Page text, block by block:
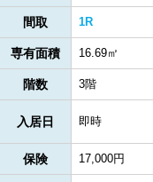
間取 1R
専有面積 16.69㎡
階数 3階
入居日 即時
保険 17,000円